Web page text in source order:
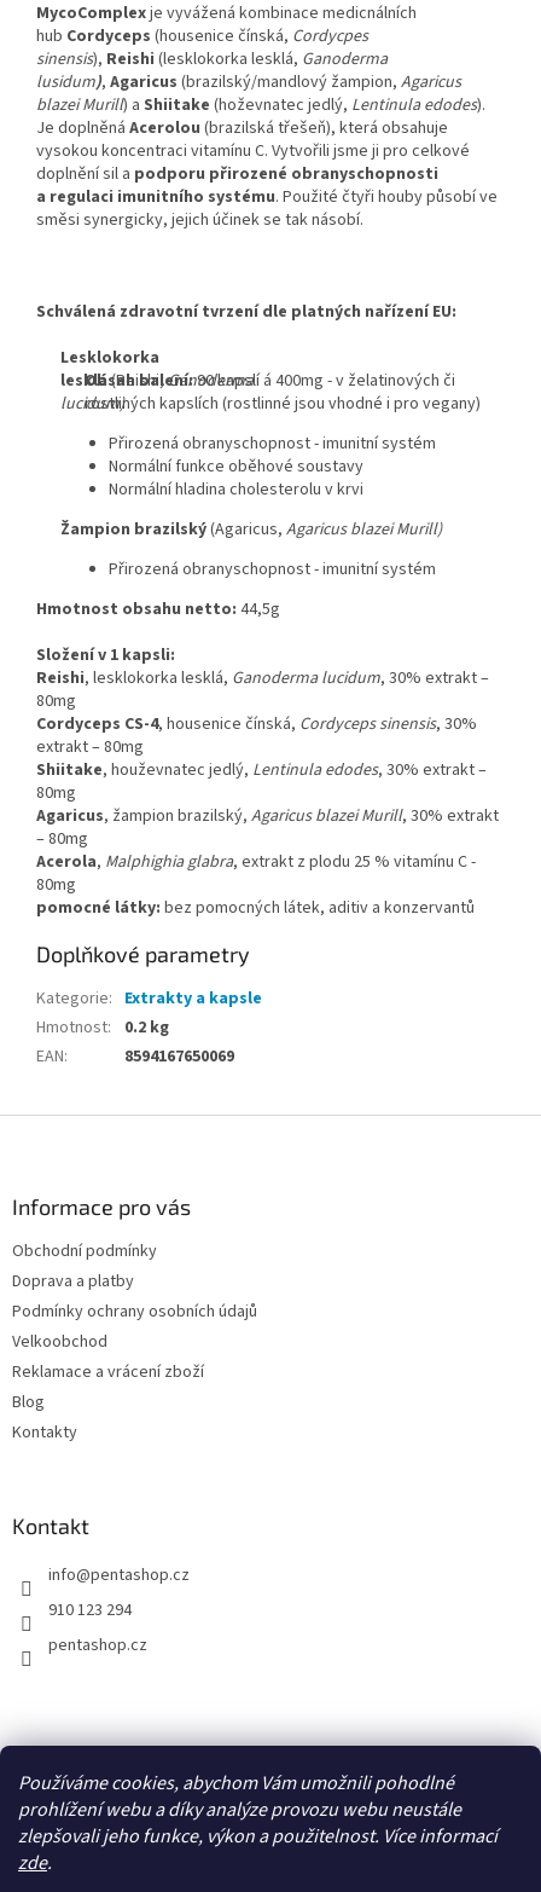
Používáme cookies, abychom Vám umožnili pohodlné
prohlížení webu a díky analýze provozu webu neustále
zlepšovali jeho funkce, výkon a použitelnost. Více informací
zde.
MycoComplexje vyvážená kombinace medicnálních
hub Cordyceps (housenice čínská, Cordycpes
sinensis), Reishi (lesklokorka lesklá, Ganoderma
lusidum), Agaricus (brazilský/mandlový žampion, Agaricus
blazei Murill) a Shiitake (hoževnatec jedlý, Lentinula edodes).
Je doplněná Acerolou (brazilská třešeň), která obsahuje
vysokou koncentraci vitamínu C. Vytvořili jsme ji pro celkové
doplnění sil a podporu přirozené obranyschopnosti
a regulaci imunitního systému. Použité čtyři houby působí ve
směsi synergicky, jejich účinek se tak násobí.
Schválená zdravotní tvrzení dle platných nařízení EU:
Lesklokorka
lesklá(Reishi,Ganoderma
lucidum)
Přirozená obranyschopnost - imunitní systém
Normální funkce oběhové soustavy
Normální hladina cholesterolu v krvi
Žampion brazilský(Agaricus, Agaricus blazei Murill)
Přirozená obranyschopnost - imunitní systém
Obsah balení:90 kapslí á 400mg - v želatinových či
rostliných kapslích (rostlinné jsou vhodné i pro vegany)
Hmotnost obsahu netto: 44,5g
Složení v 1 kapsli:
Reishi, lesklokorka lesklá, Ganoderma lucidum, 30% extrakt –
80mg
Cordyceps CS-4, housenice čínská, Cordyceps sinensis, 30%
extrakt – 80mg
Shiitake, houževnatec jedlý, Lentinula edodes, 30% extrakt –
80mg
Agaricus, žampion brazilský, Agaricus blazei Murill, 30% extrakt
– 80mg
Acerola, Malphighia glabra, extrakt z plodu 25 % vitamínu C -
80mg
pomocné látky: bez pomocných látek, aditiv a konzervantů
Doplňkové parametry
Kategorie: Extrakty a kapsle
Hmotnost:
0.2 kg
EAN: 8594167650069
Informace pro vás
Obchodní podmínky
Doprava a platby
Podmínky ochrany osobních údajů
Velkoobchod
Reklamace a vrácení zboží
Blog
Kontakty
Kontakt
info@pentashop.cz
910 123 294
pentashop.cz